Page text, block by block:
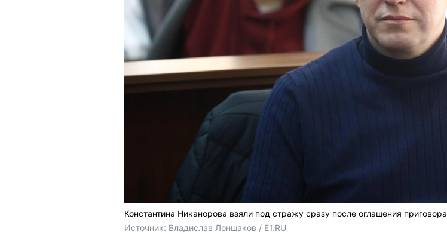
Константина Никанорова взяли под стражу сразу после оглашения приговора
Источник: Владислав Лоншаков / E1.RU